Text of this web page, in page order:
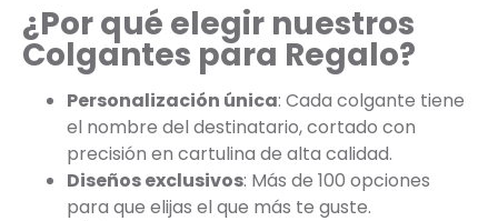
¿Por qué elegir nuestros
Colgantes para Regalo?
Personalización única: Cada colgante tiene
el nombre del destinatario, cortado con
precisión en cartulina de alta calidad.
Diseños exclusivos: Más de 100 opciones
para que elijas el que más te guste.